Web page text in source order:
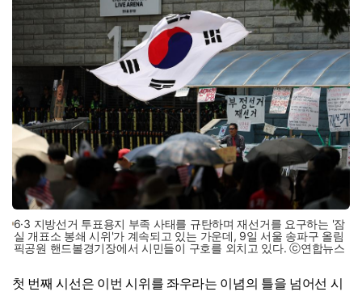
6·3 지방선거 투표용지 부족 사태를 규탄하며 재선거를 요구하는 '잠
실 개표소 봉쇄 시위'가 계속되고 있는 가운데, 9일 서울 송파구 올림
픽공원 핸드볼경기장에서 시민들이 구호를 외치고 있다. ⓒ연합뉴스
첫 번째 시선은 이번 시위를 좌우라는 이념의 틀을 넘어선 시